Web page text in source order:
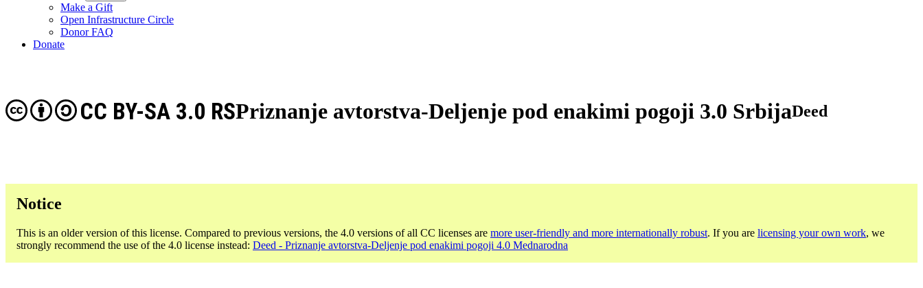
Make a Gift
Open Infrastructure Circle
Donor FAQ
Donate
Priznanje avtorstva-Deljenje pod enakimi pogoji 3.0 Srbija
CC BY-SA 3.0 RS Deed
Notice
This is an older version of this license. Compared to previous versions, the 4.0 versions of all CC licenses are more user-friendly and more internationally robust. If you are licensing your own work, we
strongly recommend the use of the 4.0 license instead: Deed - Priznanje avtorstva-Deljenje pod enakimi pogoji 4.0 Mednarodna